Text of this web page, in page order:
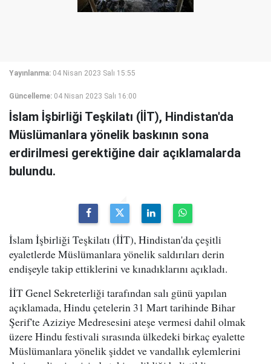
Yayınlanma: 04 Nisan 2023 Salı 15:55
Güncelleme: 04 Nisan 2023 Salı 16:00
İslam İşbirliği Teşkilatı (İİT), Hindistan'da
Müslümanlara yönelik baskının sona
erdirilmesi gerektiğine dair açıklamalarda
bulundu.
İslam İşbirliği Teşkilatı (İİT), Hindistan'da çeşitli
eyaletlerde Müslümanlara yönelik saldırıları derin
endişeyle takip ettiklerini ve kınadıklarını açıkladı.
İİT Genel Sekreterliği tarafından salı günü yapılan
açıklamada, Hindu çetelerin 31 Mart tarihinde Bihar
Şerif'te Aziziye Medresesini ateşe vermesi dahil olmak
üzere Hindu festivali sırasında ülkedeki birkaç eyalette
Müslümanlara yönelik şiddet ve vandallık eylemlerini